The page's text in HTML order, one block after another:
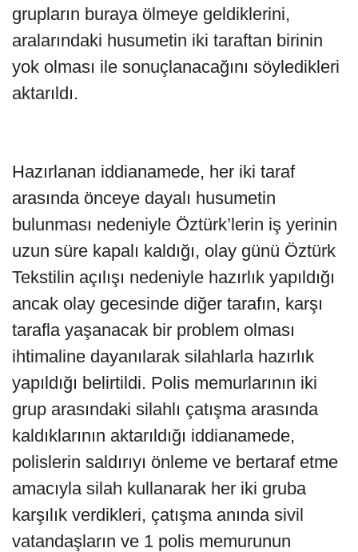
grupların buraya ölmeye geldiklerini,
aralarındaki husumetin iki taraftan birinin
yok olması ile sonuçlanacağını söyledikleri
aktarıldı.
Hazırlanan iddianamede, her iki taraf
arasında önceye dayalı husumetin
bulunması nedeniyle Öztürk’lerin iş yerinin
uzun süre kapalı kaldığı, olay günü Öztürk
Tekstilin açılışı nedeniyle hazırlık yapıldığı
ancak olay gecesinde diğer tarafın, karşı
tarafla yaşanacak bir problem olması
ihtimaline dayanılarak silahlarla hazırlık
yapıldığı belirtildi. Polis memurlarının iki
grup arasındaki silahlı çatışma arasında
kaldıklarının aktarıldığı iddianamede,
polislerin saldırıyı önleme ve bertaraf etme
amacıyla silah kullanarak her iki gruba
karşılık verdikleri, çatışma anında sivil
vatandaşların ve 1 polis memurunun